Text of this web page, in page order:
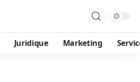
Juridique Marketing